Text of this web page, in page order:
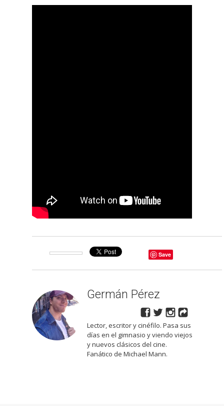
Save
Germán Pérez
Lector, escritor y cinéfilo. Pasa sus
días en el gimnasio y viendo viejos
y nuevos clásicos del cine.
Fanático de Michael Mann.